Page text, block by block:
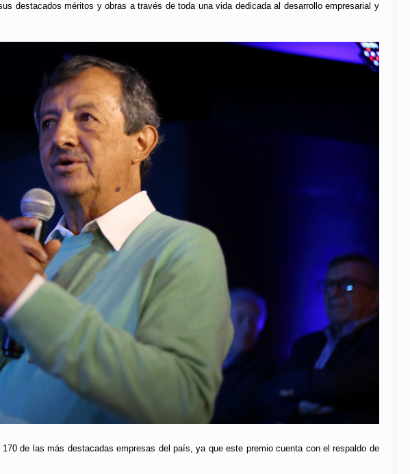
destacados méritos y obras a través de toda una vida dedicada al desarrollo empresarial y
de las más destacadas empresas del país, ya que este premio cuenta con el respaldo de